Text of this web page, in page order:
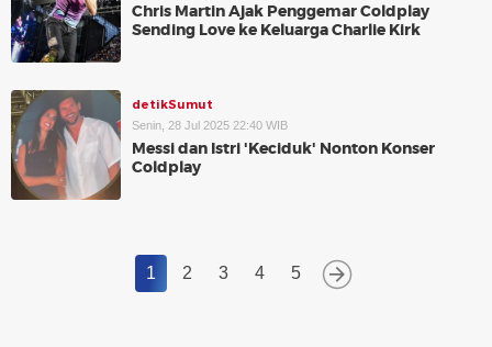
Chris Martin Ajak Penggemar Coldplay
Sending Love ke Keluarga Charlie Kirk
detikSumut
Senin, 28 Jul 2025 22:40 WIB
Messi dan Istri 'Keciduk' Nonton Konser
Coldplay
1 2 3 4 5